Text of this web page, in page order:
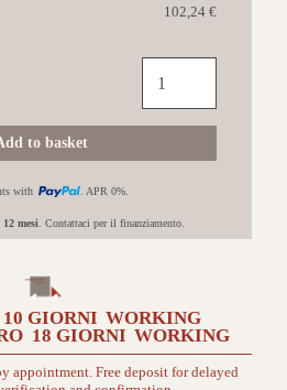
102,24 €
STEP
Blos
costa
quantità
to basket
with . APR 0%.
mesi. Contattaci per il finanziamento.
10 GIORNI WORKING
18 GIORNI WORKING
appointment. Free deposit for delayed